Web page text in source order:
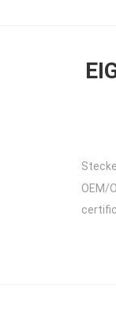
OEM/